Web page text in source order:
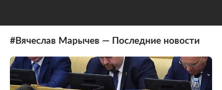
#Вячеслав Марычев — Последние новости